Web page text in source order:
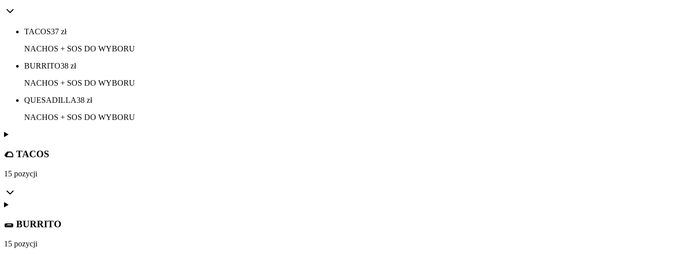
TACOS37 zł
NACHOS + SOS DO WYBORU
BURRITO38 zł
NACHOS + SOS DO WYBORU
QUESADILLA38 zł
NACHOS + SOS DO WYBORU
🌮 TACOS
15 pozycji
🌯 BURRITO
15 pozycji